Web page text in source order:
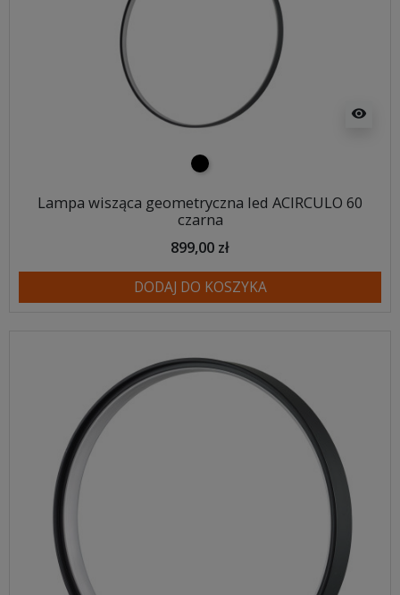
visibility
czarny
Lampa wisząca geometryczna led ACIRCULO 60
czarna
899,00 zł
DODAJ DO KOSZYKA